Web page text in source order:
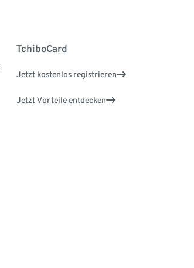
TchiboCard
Jetzt kostenlos registrieren
Jetzt Vorteile entdecken